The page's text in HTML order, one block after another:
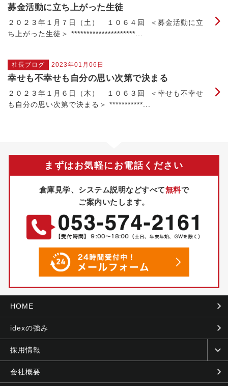
募金活動に立ち上がった生徒
２０２３年１月７日（土） １０６４回 ＜募金活動に立
ち上がった生徒＞ *********************...
社長ブログ 2023年01月06日
幸せも不幸せも自分の思い次第で決まる
２０２３年１月６日（木） １０６３回 ＜幸せも不幸せ
も自分の思い次第で決まる＞ ***********...
まずはお気軽にお電話ください
倉庫見学、システム説明などすべて無料で
ご案内いたします。
HOME
idexの強み
採用情報
会社概要